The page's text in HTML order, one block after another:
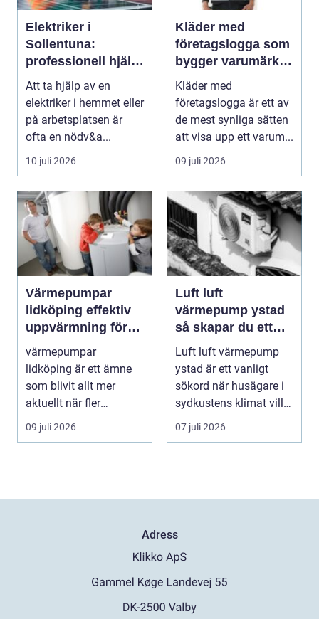
Elektriker i
Sollentuna:
professionell hjälp
när du behöver det
Att ta hjälp av en
elektriker i hemmet eller
på arbetsplatsen är
ofta en nödv&a...
10 juli 2026
Kläder med
företagslogga som
bygger varumärke i
vardagen
Kläder med
företagslogga är ett av
de mest synliga sätten
att visa upp ett varum...
09 juli 2026
Värmepumpar
lidköping effektiv
uppvärmning för
hus och fastigheter
värmepumpar
lidköping är ett ämne
som blivit allt mer
aktuellt när fler
fastighetsägare vill
kombine...
09 juli 2026
Luft luft
värmepump ystad
så skapar du ett
behagligt
inomhusklimat
Året om
Luft luft värmepump
ystad är ett vanligt
sökord när husägare i
sydkustens klimat vill
hitta ett smar...
07 juli 2026
Adress